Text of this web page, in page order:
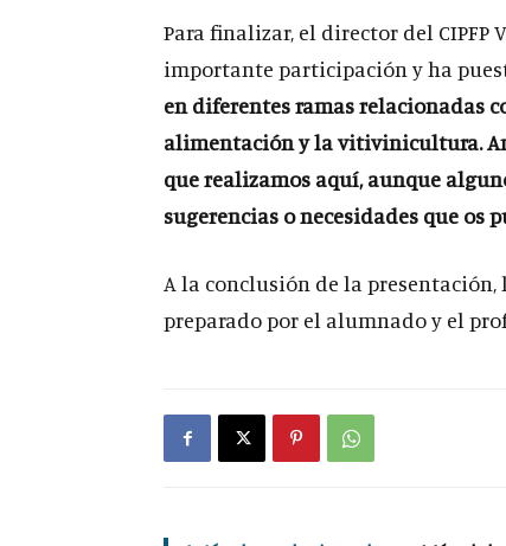
Para finalizar, el director del CIPFP
importante participación y ha
en diferentes ramas relacionadas
alimentación y la vitivinicultura.
que realizamos aquí, aunque
sugerencias o necesidades que os
A la conclusión de la
preparado por el alumnado y el